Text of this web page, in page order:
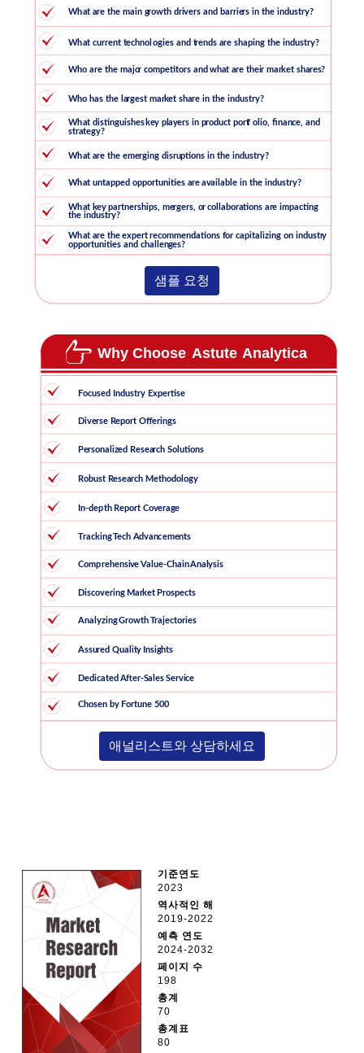
샘플 요청
애널리스트와 상담하세요
기준연도
2023
역사적인 해
2019-2022
예측 연도
2024-2032
페이지 수
198
총계
70
총계표
80